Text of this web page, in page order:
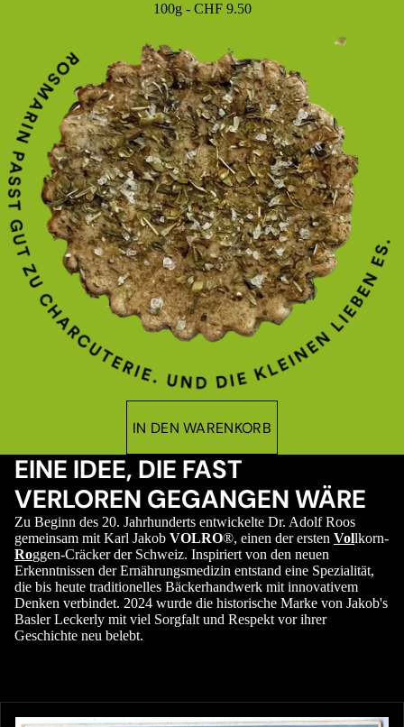
Grundpreis
100g - CHF 9.50
IN DEN WARENKORB
EINE IDEE, DIE FAST
VERLOREN GEGANGEN WÄRE
Zu Beginn des 20. Jahrhunderts entwickelte Dr. Adolf Roos
gemeinsam mit Karl Jakob VOLRO®, einen der ersten Vollkorn-
Roggen-Cräcker der Schweiz. Inspiriert von den neuen
Erkenntnissen der Ernährungsmedizin entstand eine Spezialität,
die bis heute traditionelles Bäckerhandwerk mit innovativem
Denken verbindet. 2024 wurde die historische Marke von Jakob's
Basler Leckerly mit viel Sorgfalt und Respekt vor ihrer
Geschichte neu belebt.